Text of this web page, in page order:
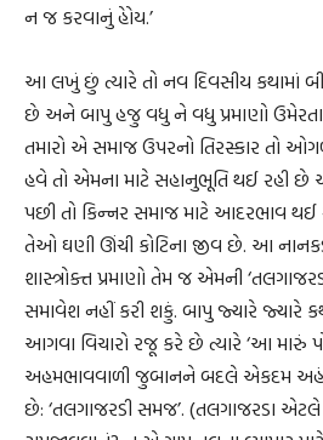
ન જ કરવાનું હોેય.’
આ લખું છું ત્યારે તો નવ દિવસીય કથામાં
છે અને બાપુ હજુ વધુ ને વધુ પ્રમાણો
તમારો એ સમાજ ઉપરનો તિરસ્કાર તો
હવે તો એમના માટે સહાનુભૂતિ થઈ રહી છે
પછી તો કિન્નર સમાજ માટે આદરભાવ
તેઓ ઘણી ઊંચી કોટિના જીવ છે. આ
શાસ્ત્રોક્ત પ્રમાણો તેમ જ એમની
સમાવેશ નહીં કરી શકું. બાપુ જ્યારે જ્યારે
આગવા વિચારો રજૂ કરે છે ત્યારે ‘આ મારું
અહમભાવવાળી જુબાનને બદલે એકદમ
છે: ‘તલગાજરડી સમજ’. (તલગાજરડા